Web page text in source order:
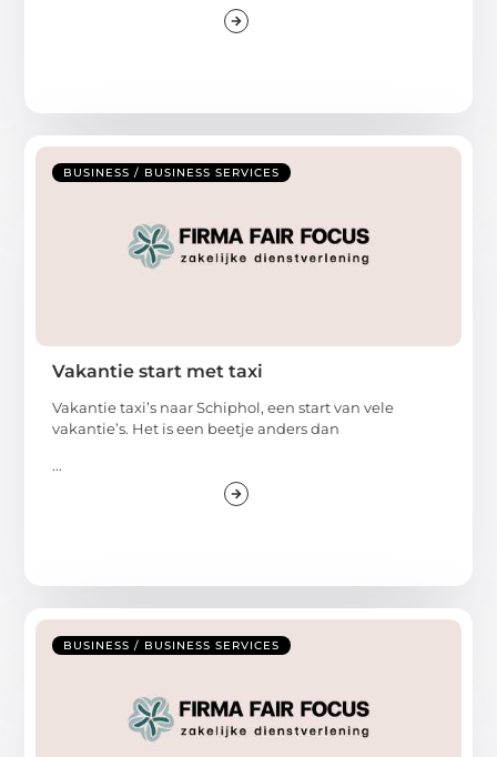
BUSINESS / BUSINESS SERVICES
Vakantie start met taxi
Vakantie taxi’s naar Schiphol, een start van vele
vakantie’s. Het is een beetje anders dan
...
BUSINESS / BUSINESS SERVICES